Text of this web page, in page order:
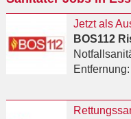
BOS112
Entfernung: